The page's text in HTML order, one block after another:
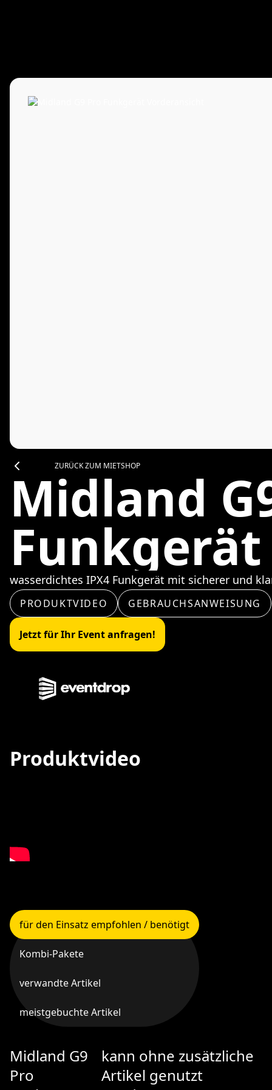
ZURÜCK ZUM MIETSHOP
Midland
Funkgerät
wasserdichtes IPX4 Funkgerät mit sicherer und
PRODUKTVIDEO GEBRAUCHSANWEISUNG
Jetzt für Ihr Event anfragen!
Produktvideo
für den Einsatz empfohlen / benötigt
Kombi-Pakete
verwandte Artikel
meistgebuchte Artikel
Midland G9
Pro
kann ohne zusätzliche
Artikel genutzt